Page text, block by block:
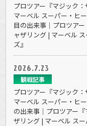
プロツアー『マジック
マーベル スーパー・ヒ
目の出来事｜プロツア
ャザリング | マーベル
ズ』
2026.7.23
観戦記事
プロツアー『マジック
マーベル スーパー・ヒ
の出来事｜プロツアー
ザリング | マーベル スー